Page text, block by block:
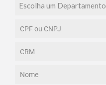
Escolha um Departamento